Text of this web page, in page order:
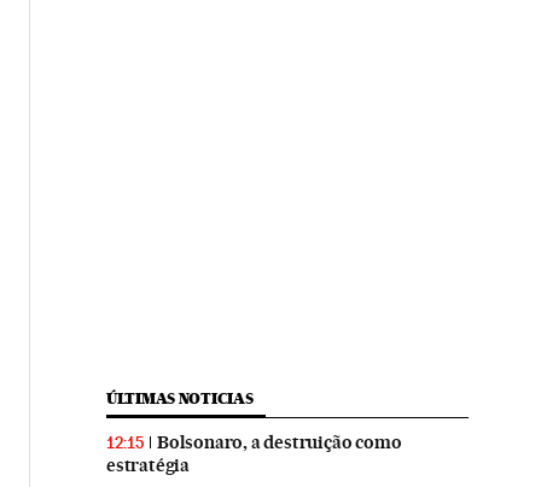
ÚLTIMAS NOTICIAS
12:15
Bolsonaro, a destruição como
estratégia